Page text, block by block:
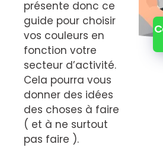
présente donc ce
guide pour choisir
vos couleurs en
fonction votre
secteur d’activité.
Cela pourra vous
donner des idées
des choses à faire
( et à ne surtout
pas faire ).